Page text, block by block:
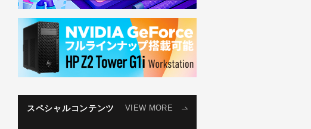
スペシャルコンテンツ VIEW MORE